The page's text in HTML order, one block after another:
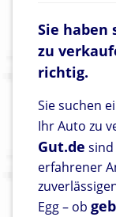
Sie haben
zu
richtig.
Sie suchen
Ihr Auto zu
Gut.de sind
erfahrener
Egg – ob